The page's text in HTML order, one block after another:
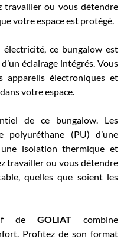
travailler ou vous détendre
votre espace est protégé.
ce bungalow est
éclairage intégrés. Vous
appareils électroniques et
votre espace.
de ce bungalow. Les
polyuréthane (PU) d’une
isolation thermique et
travailler ou vous détendre
quelles que soient les
de GOLIAT combine
Profitez de son format